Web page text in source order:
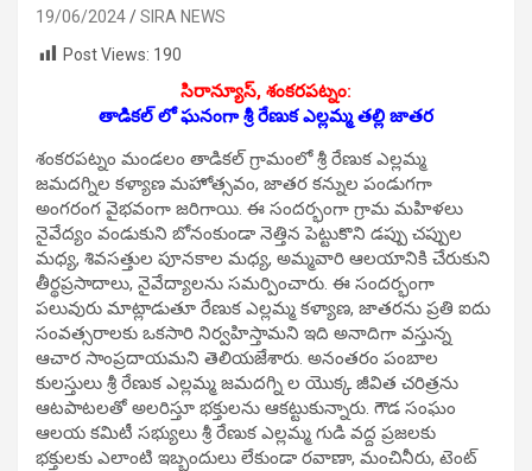
19/06/2024
SIRA NEWS
Post Views: 190
సిరాన్యూస్, శంకరపట్నం:
తాడికల్ లో ఘనంగా శ్రీ రేణుక ఎల్లమ్మ తల్లి జాతర
శంకరపట్నం మండలం తాడికల్ గ్రామంలో శ్రీ రేణుక ఎల్లమ్మ
జమదగ్నిల కళ్యాణ మహోత్సవం, జాతర కన్నుల పండుగగా
అంగరంగ వైభవంగా జరిగాయి. ఈ సందర్భంగా గ్రామ మహిళలు
నైవేద్యం వండుకుని బోనంకుండా నెత్తిన పెట్టుకొని డప్పు చప్పుల
మధ్య, శివసత్తుల పూనకాల మధ్య, అమ్మవారి ఆలయానికి చేరుకుని
తీర్థప్రసాదాలు, నైవేద్యాలను సమర్పించారు. ఈ సందర్భంగా
పలువురు మాట్లాడుతూ రేణుక ఎల్లమ్మ కళ్యాణ, జాతరను ప్రతి ఐదు
సంవత్సరాలకు ఒకసారి నిర్వహిస్తామని ఇది అనాదిగా వస్తున్న
ఆచార సాంప్రదాయమని తెలియజేశారు. అనంతరం పంబాల
కులస్తులు శ్రీ రేణుక ఎల్లమ్మ జమదగ్ని ల యొక్క జీవిత చరిత్రను
ఆటపాటలతో అలరిస్తూ భక్తులను ఆకట్టుకున్నారు. గౌడ సంఘం
ఆలయ కమిటీ సభ్యులు శ్రీ రేణుక ఎల్లమ్మ గుడి వద్ద ప్రజలకు
భక్తులకు ఎలాంటి ఇబ్బందులు లేకుండా రవాణా, మంచినీరు, టెంట్